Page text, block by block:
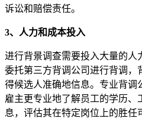
诉讼和赔偿责任。
3、人力和成本投入
进行背景调查需要投入大量的人
委托第三方背调公司进行背调，
得候选人准确地信息。专业背调
雇主更专业地了解员工的学历
息，评估其在特定岗位上的胜任